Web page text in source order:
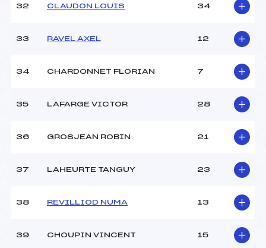
32 CLAUDON LOUIS 34
33 RAVEL AXEL 12
34 CHARDONNET FLORIAN 7
35 LAFARGE VICTOR 28
36 GROSJEAN ROBIN 21
37 LAHEURTE TANGUY 23
38 REVILLIOD NUMA 13
39 CHOUPIN VINCENT 15